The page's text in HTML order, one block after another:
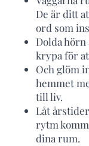
De är ditt
ord som
Dolda hörn
krypa för
Och glöm
hemmet
till liv.
Låt
rytm
dina rum.